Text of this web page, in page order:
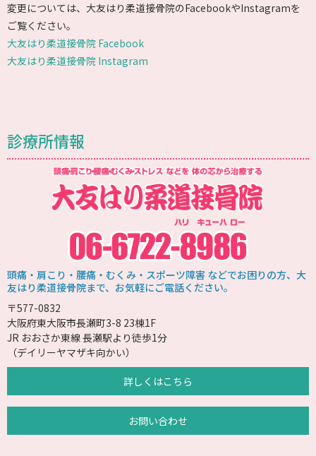
変更については、大友はり柔道接骨院のFacebookやInstagramを
ご覧ください。
大友はり柔道接骨院 Facebook
大友はり柔道接骨院 Instagram
診療所情報
頭痛・肩こり・腰痛・むくみ・スポーツ障害 などでお困りの方、大
友はり柔道接骨院まで、お気軽にご電話ください。
〒577-0832
大阪府東大阪市長瀬町3-8 23棟1F
JR おおさか東線 長瀬駅より徒歩1分
（デイリーヤマザキ向かい）
詳しくはこちら
お問い合わせ